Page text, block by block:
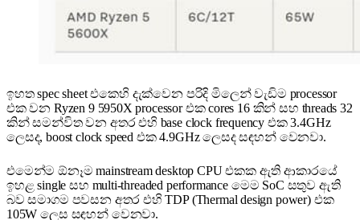
ඉහත spec sheet එකෙහි දැක්වෙන පරිදි මිලෙන් වැඩිම processor
එක වන Ryzen 9 5950X processor එක cores 16 කින් සහ threads 32
කින් සමන්විත වන අතර එහි base clock frequency එක 3.4GHz
ලෙසද, boost clock speed එක 4.9GHz ලෙසද සඳහන් වෙනවා.
එමෙන්ම ඕනෑම mainstream desktop CPU එකක ඇති ආකාරයේ
ඉහළ single සහ multi-threaded performance මෙම SoC සතුව ඇති
බව සමාගම පවසන අතර එහි TDP (Thermal design power) එක
105W ලෙස සඳහන් වෙනවා.